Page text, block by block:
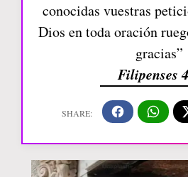
conocidas vuestras
Dios en toda oración
gracias”
Filipenses